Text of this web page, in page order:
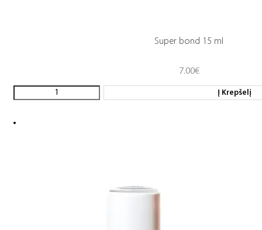
Super bond 15 ml
7.00€
Į Krepšelį